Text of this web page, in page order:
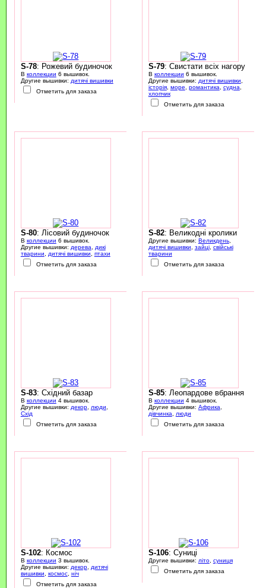
S-78: Рожевий будиночок
В коллекции 6 вышивок.
Другие вышивки: дитячі вишивки
Отметить для заказа
S-79: Свистати всіх нагору
В коллекции 6 вышивок.
Другие вышивки: дитячі вишивки
історія, море романтика судна
хлопчик
Отметить для заказа
S-80: Лісовий будиночок
В коллекции 6 вышивок.
Другие вышивки: дерева
дикі
тварини
дитячі вишивки
птахи
Отметить для заказа
S-82: Великодні кролики
Другие вышивки: Великдень,
дитячі вишивки
зайці, свійські
тварини
Отметить для заказа
S-83: Східний базар
В коллекции 4 вышивок.
Другие вышивки: декор, люди
Схід
Отметить для заказа
S-85: Леопардове вбрання
В коллекции 4 вышивок.
Другие вышивки: Африка
дівчинка
люди
Отметить для заказа
S-102: Космос
В коллекции 3 вышивок.
Другие вышивки: декор,
дитячі
вишивки
космос, ніч
Отметить для заказа
S-106: Суниці
Другие вышивки: літо, суниця
Отметить для заказа